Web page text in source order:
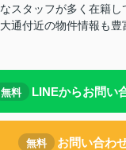
スタッフが多く在籍
通付近の物件情報も豊
無料 LINEからお問い
無料 お問い合わ